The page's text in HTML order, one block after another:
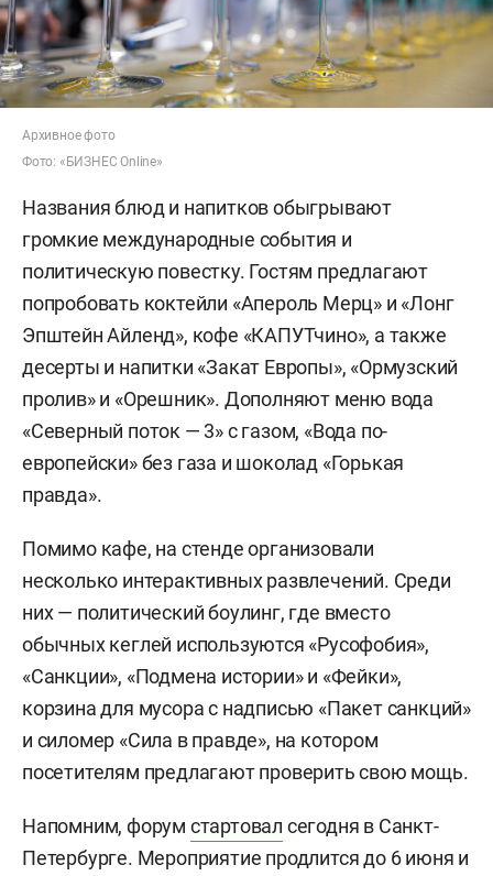
Архивное фото
Фото: «БИЗНЕС Online»
Названия блюд и напитков обыгрывают
громкие международные события и
политическую повестку. Гостям предлагают
попробовать коктейли «Апероль Мерц» и «Лонг
Эпштейн Айленд», кофе «КАПУТчино», а также
десерты и напитки «Закат Европы», «Ормузский
пролив» и «Орешник». Дополняют меню вода
«Северный поток — 3» с газом, «Вода по-
европейски» без газа и шоколад «Горькая
правда».
Помимо кафе, на стенде организовали
несколько интерактивных развлечений. Среди
них — политический боулинг, где вместо
обычных кеглей используются «Русофобия»,
«Санкции», «Подмена истории» и «Фейки»,
корзина для мусора с надписью «Пакет санкций»
и силомер «Сила в правде», на котором
посетителям предлагают проверить свою мощь.
Напомним, форум стартовал сегодня в Санкт-
Петербурге. Мероприятие продлится до 6 июня и